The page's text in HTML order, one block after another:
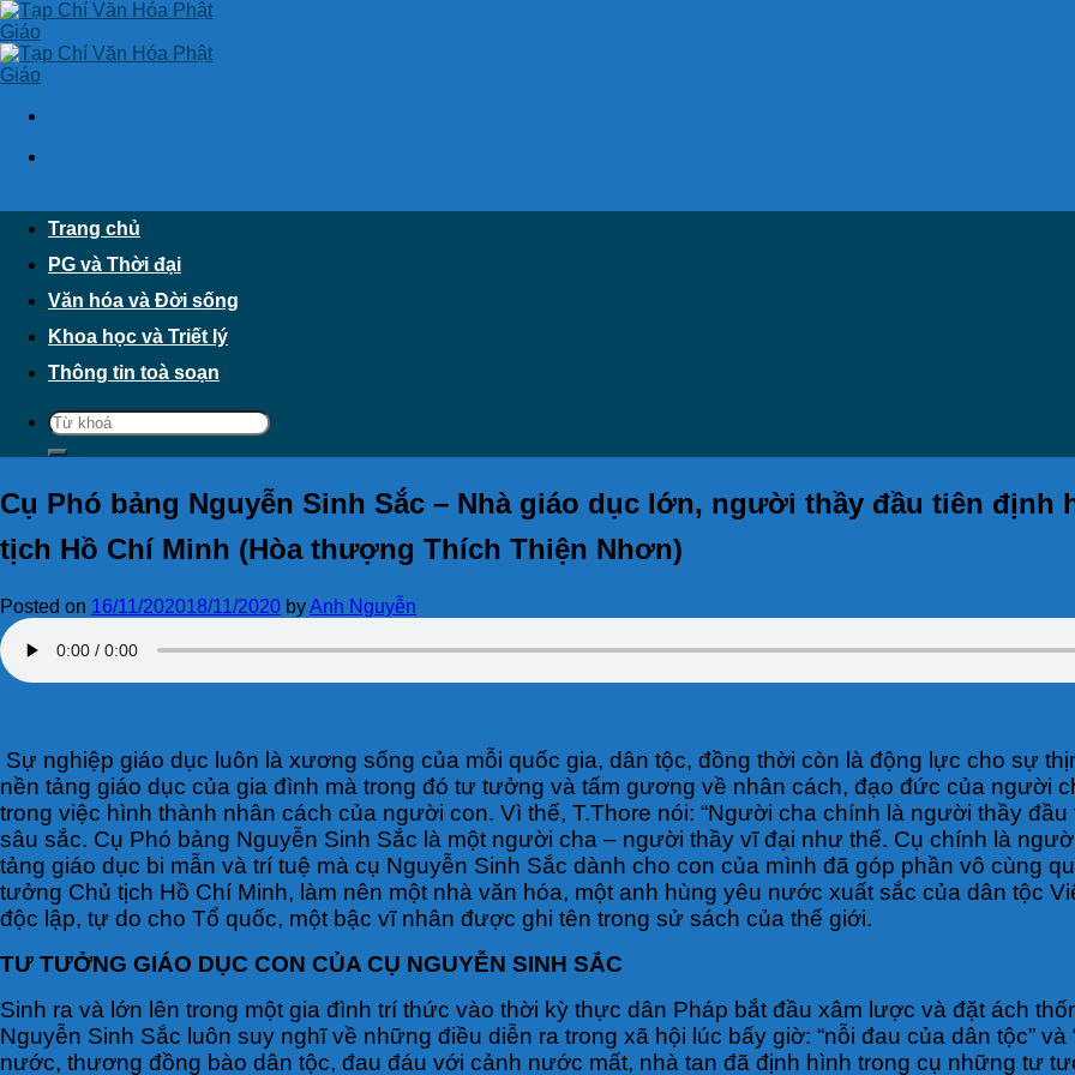
Skip
to
content
Trang chủ
PG và Thời đại
Văn hóa và Đời sống
Khoa học và Triết lý
Thông tin toà soạn
Cụ Phó bảng Nguyễn Sinh Sắc – Nhà giáo dục lớn, người thầy đầu tiên
tịch Hồ Chí Minh (Hòa thượng Thích Thiện Nhơn)
Posted on 16/11/202018/11/2020 byAnh Nguyễn
Sự nghiệp giáo dục luôn là xương sống của mỗi quốc gia, dân tộc, đồng thời còn là động lực cho sự
nền tảng giáo dục của gia đình mà trong đó tư tưởng và tấm gương về nhân cách, đạo đức của người
trong việc hình thành nhân cách của người con. Vì thế, T.Thore nói: “Người cha chính là người thầy
sâu sắc. Cụ Phó bảng Nguyễn Sinh Sắc là một người cha – người thầy vĩ đại như thế. Cụ chính là
tảng giáo dục bi mẫn và trí tuệ mà cụ Nguyễn Sinh Sắc dành cho con của mình đã góp phần vô cùng
tưởng Chủ tịch Hồ Chí Minh, làm nên một nhà văn hóa, một anh hùng yêu nước xuất sắc của dân tộc
độc lập, tự do cho Tổ quốc, một bậc vĩ nhân được ghi tên trong sử sách của thế giới.
TƯ TƯỞNG GIÁO DỤC CON CỦA CỤ NGUYỄN SINH SẮC
Sinh ra và lớn lên trong một gia đình trí thức vào thời kỳ thực dân Pháp bắt đầu xâm lược và đặt ách
Nguyễn Sinh Sắc luôn suy nghĩ về những điều diễn ra trong xã hội lúc bấy giờ: “nỗi đau của dân tộc”
nước, thương đồng bào dân tộc, đau đáu với cảnh nước mất, nhà tan đã định hình trong cụ những tư